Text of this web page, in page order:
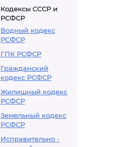
Кодексы СССР и
РСФСР
Водный кодекс
РСФСР
ГПК РСФСР
Гражданский
кодекс РСФСР
Жилищный кодекс
РСФСР
Земельный кодекс
РСФСР
Исправительно -